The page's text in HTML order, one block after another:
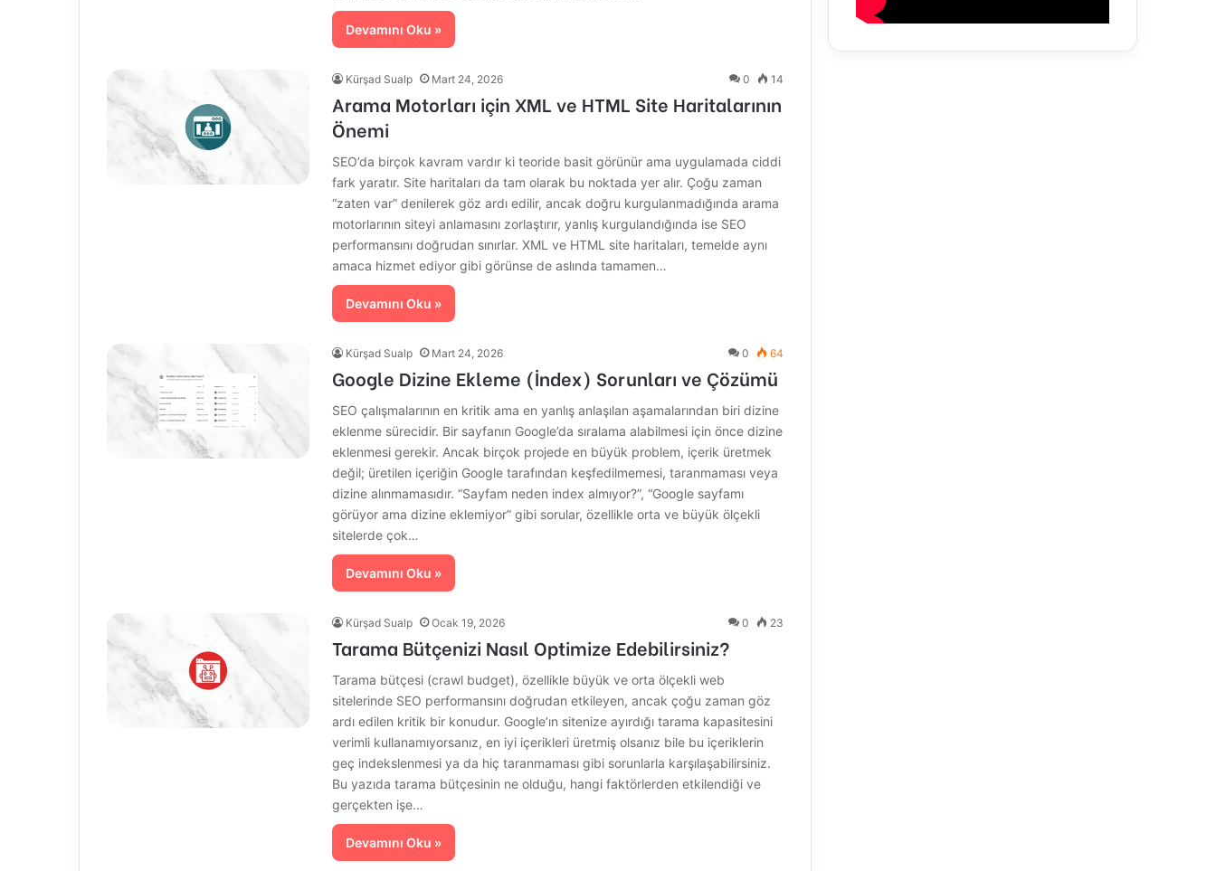
Devamını Oku »
Kürşad Sualp Mart 24, 2026 0 14
Arama Motorları için XML ve HTML Site Haritalarının
Önemi
SEO’da birçok kavram vardır ki teoride basit görünür ama uygulamada ciddi
fark yaratır. Site haritaları da tam olarak bu noktada yer alır. Çoğu zaman
“zaten var” denilerek göz ardı edilir, ancak doğru kurgulanmadığında arama
motorlarının siteyi anlamasını zorlaştırır, yanlış kurgulandığında ise SEO
performansını doğrudan sınırlar. XML ve HTML site haritaları, temelde aynı
amaca hizmet ediyor gibi görünse de aslında tamamen…
Devamını Oku »
Kürşad Sualp Mart 24, 2026 0 64
Google Dizine Ekleme (İndex) Sorunları ve Çözümü
SEO çalışmalarının en kritik ama en yanlış anlaşılan aşamalarından biri dizine
eklenme sürecidir. Bir sayfanın Google’da sıralama alabilmesi için önce dizine
eklenmesi gerekir. Ancak birçok projede en büyük problem, içerik üretmek
değil; üretilen içeriğin Google tarafından keşfedilmemesi, taranmaması veya
dizine alınmamasıdır. “Sayfam neden index almıyor?”, “Google sayfamı
görüyor ama dizine eklemiyor” gibi sorular, özellikle orta ve büyük ölçekli
sitelerde çok…
Devamını Oku »
Kürşad Sualp Ocak 19, 2026 0 23
Tarama Bütçenizi Nasıl Optimize Edebilirsiniz?
Tarama bütçesi (crawl budget), özellikle büyük ve orta ölçekli web
sitelerinde SEO performansını doğrudan etkileyen, ancak çoğu zaman göz
ardı edilen kritik bir konudur. Google’ın sitenize ayırdığı tarama kapasitesini
verimli kullanamıyorsanız, en iyi içerikleri üretmiş olsanız bile bu içeriklerin
geç indekslenmesi ya da hiç taranmaması gibi sorunlarla karşılaşabilirsiniz.
Bu yazıda tarama bütçesinin ne olduğu, hangi faktörlerden etkilendiği ve
gerçekten işe…
Devamını Oku »